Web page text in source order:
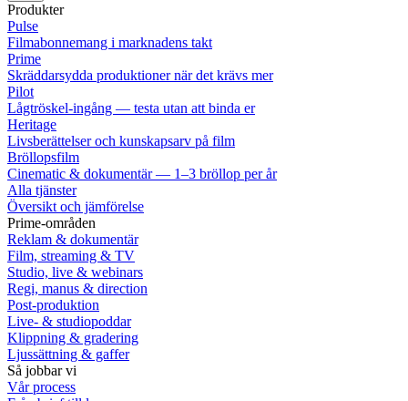
Produkter
Pulse
Filmabonnemang i marknadens takt
Prime
Skräddarsydda produktioner när det krävs mer
Pilot
Lågtröskel-ingång — testa utan att binda er
Heritage
Livsberättelser och kunskapsarv på film
Bröllopsfilm
Cinematic & dokumentär — 1–3 bröllop per år
Alla tjänster
Översikt och jämförelse
Prime-områden
Reklam & dokumentär
Film, streaming & TV
Studio, live & webinars
Regi, manus & direction
Post-produktion
Live- & studiopoddar
Klippning & gradering
Ljussättning & gaffer
Så jobbar vi
Vår process